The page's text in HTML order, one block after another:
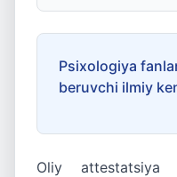
Psixologiya
beruvchi ilmiy
Oliy attestatsiya